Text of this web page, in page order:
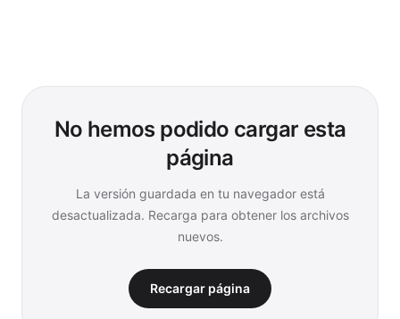
No hemos podido cargar esta
página
La versión guardada en tu navegador está
desactualizada. Recarga para obtener los archivos
nuevos.
Recargar página